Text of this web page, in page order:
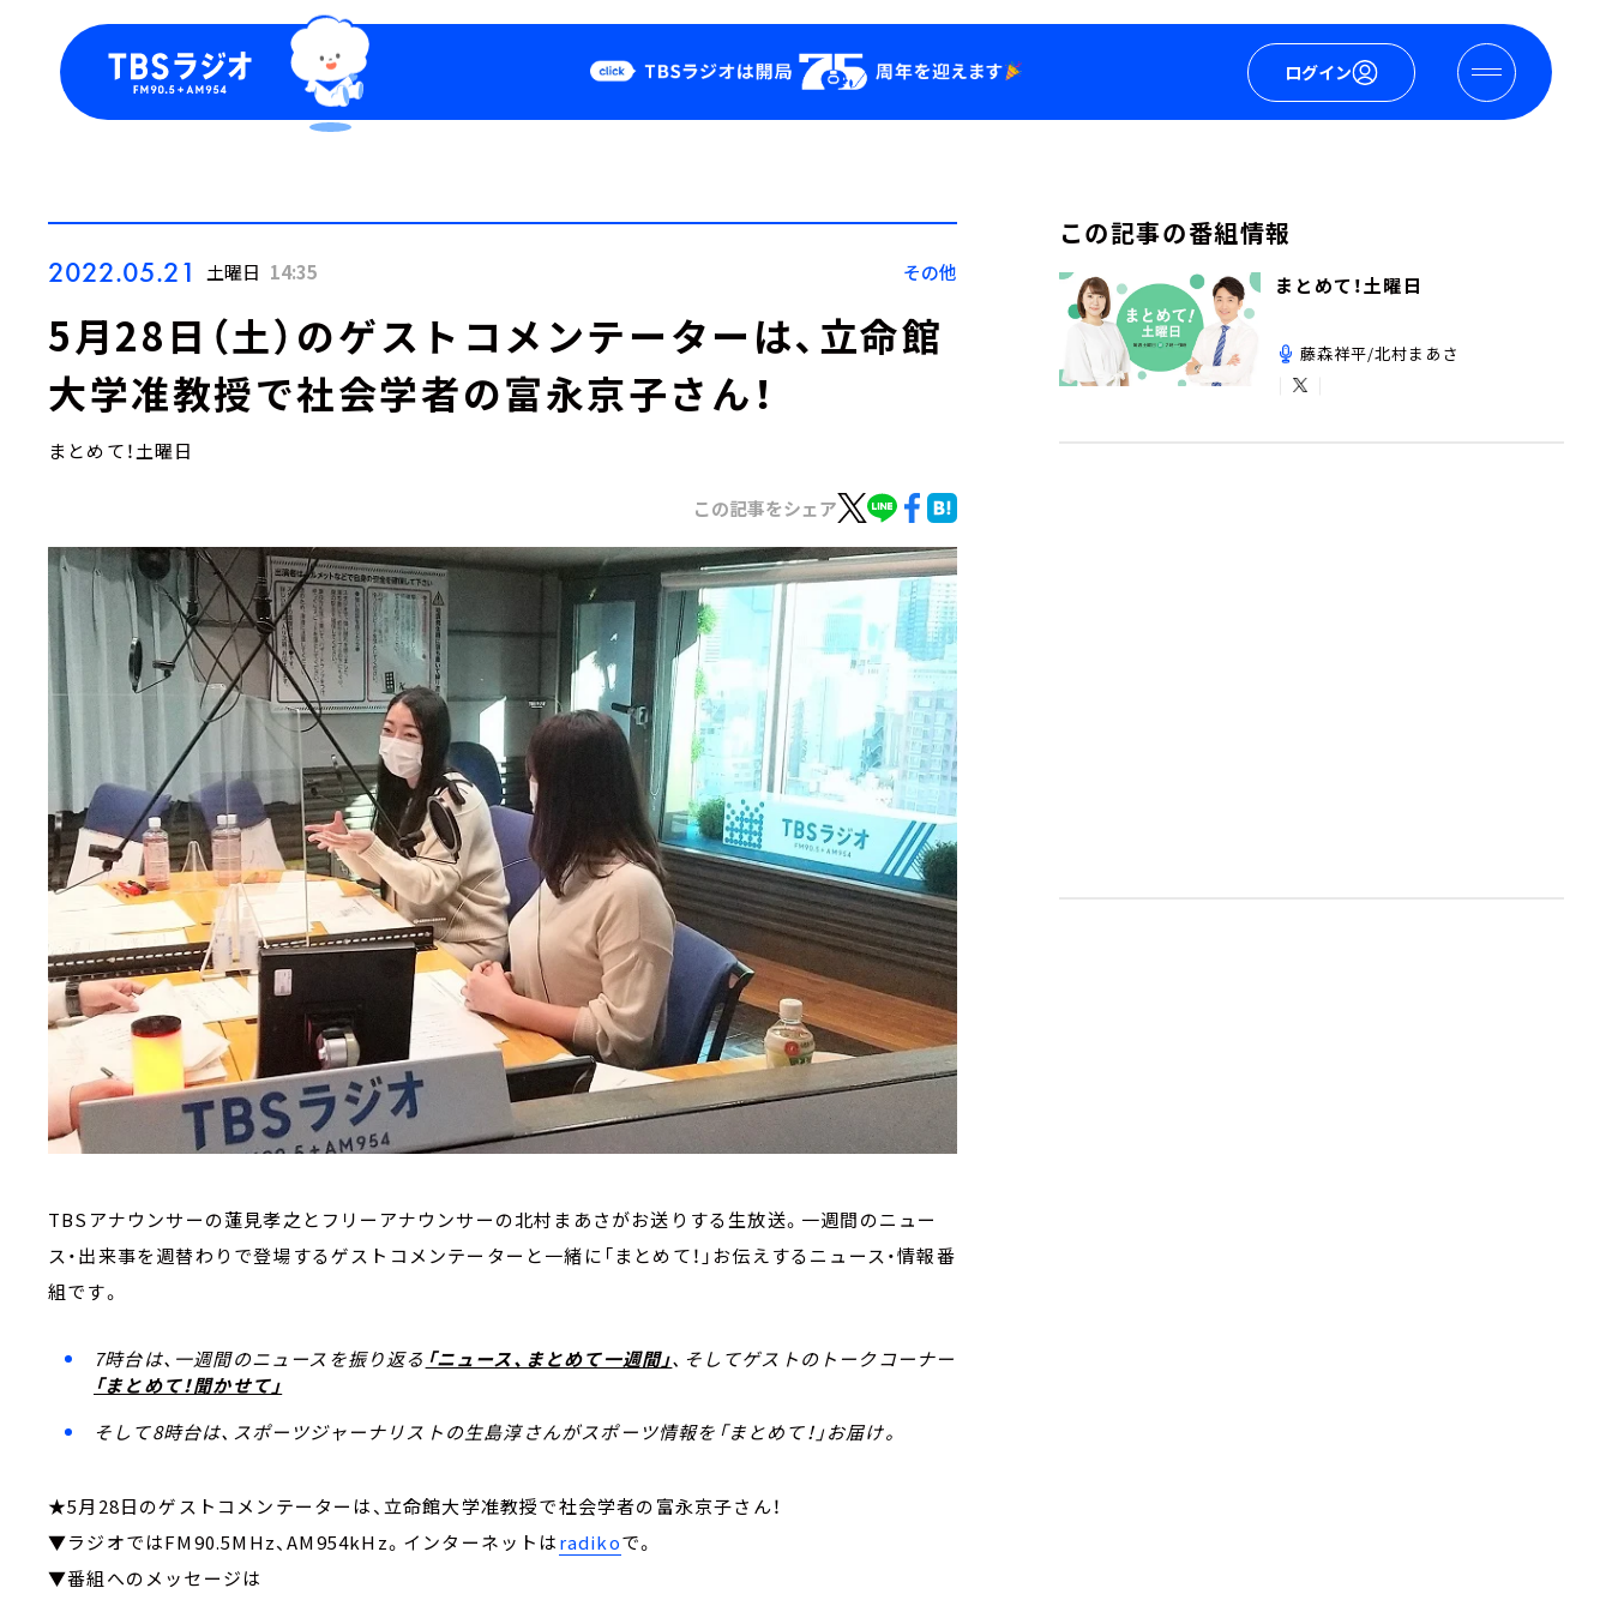
ログイン
Podcast
YouTube
2022.05.21 土曜日 14:35 その他
5月28日（土）のゲストコメンテーターは、立命館
大学准教授で社会学者の富永京子さん！
まとめて！土曜日
この記事をシェア
TBSアナウンサーの蓮見孝之とフリーアナウンサーの北村まあさがお送りする生放送。一週間のニュー
ス・出来事を週替わりで登場するゲストコメンテーターと一緒に「まとめて！」お伝えするニュース・情報番
組です。
7時台は、一週間のニュースを振り返る 「ニュース、まとめて一週間」、そしてゲストのトークコーナー
「まとめて！聞かせて」
そして8時台は、スポーツジャーナリストの生島淳さんがスポーツ情報を「まとめて！」お届け。
★5月28日のゲストコメンテーターは、立命館大学准教授で社会学者の富永京子さん！
▼ラジオではFM90.5MHz、AM954kHz。インターネットはradikoで。
▼番組へのメッセージは
この記事の番組情報
まとめて！土曜日
藤森祥平/北村まあさ